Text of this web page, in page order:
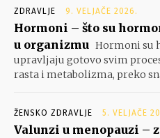
ZDRAVLJE 9. VELJAČE 2026.
Hormoni – što su
u organizmu Hormoni su
upravljaju gotovo svim
rasta i metabolizma, preko
ŽENSKO ZDRAVLJE 5. VELJAČE
Valunzi u menopauzi –